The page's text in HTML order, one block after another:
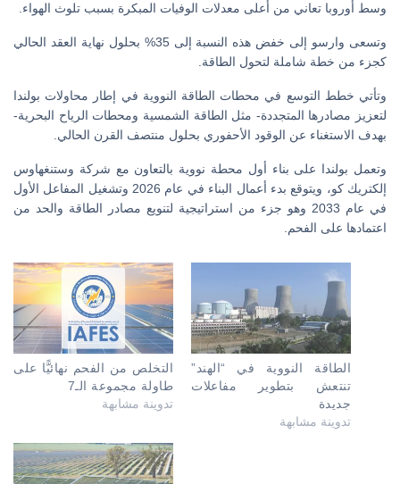
وسط أوروبا تعاني من أعلى معدلات الوفيات المبكرة بسبب تلوث الهواء.
وتسعى وارسو إلى خفض هذه النسبة إلى 35% بحلول نهاية العقد الحالي
كجزء من خطة شاملة لتحول الطاقة.
وتأتي خطط التوسع في محطات الطاقة النووية في إطار محاولات بولندا
لتعزيز مصادرها المتجددة- مثل الطاقة الشمسية ومحطات الرياح البحرية-
بهدف الاستغناء عن الوقود الأحفوري بحلول منتصف القرن الحالي.
وتعمل بولندا على بناء أول محطة نووية بالتعاون مع شركة وستنغهاوس
إلكتريك كو، ويتوقع بدء أعمال البناء في عام 2026 وتشغيل المفاعل الأول
في عام 2033 وهو جزء من استراتيجية لتنويع مصادر الطاقة والحد من
اعتمادها على الفحم.
التخلص من الفحم نهائيًّا على
طاولة مجموعة الـ7
تدوينة مشابهة
الطاقة النووية في “الهند”
تنتعش بتطوير مفاعلات
جديدة
تدوينة مشابهة